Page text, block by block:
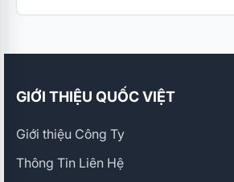
GIỚI THIỆU QUỐC VIỆT
Giới thiệu Công Ty
Thông Tin Liên Hệ